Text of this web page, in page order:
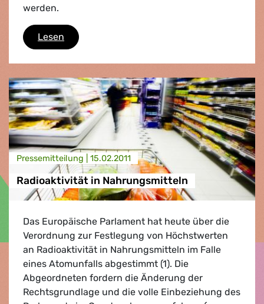
werden.
Lesen Aufsatzwettbewerb 'Frauen und
Presse­mitteilung | 15.02.2011
Radioaktivität in Nahrungsmitteln
Das Europäische Parlament hat heute über die
Verordnung zur Festlegung von Höchstwerten
an Radioaktivität in Nahrungsmitteln im Falle
eines Atomunfalls abgestimmt (1). Die
Abgeordneten fordern die Änderung der
Rechtsgrundlage und die volle Einbeziehung des